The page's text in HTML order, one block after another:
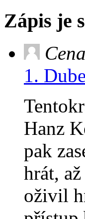
Zápis je
1.
Hanz
pak
hrát,
oživil